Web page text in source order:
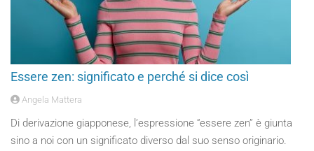
Essere zen: significato e perché si dice così
Angela Mattera
Di derivazione giapponese, l’espressione “essere zen” è giunta
sino a noi con un significato diverso dal suo senso originario.